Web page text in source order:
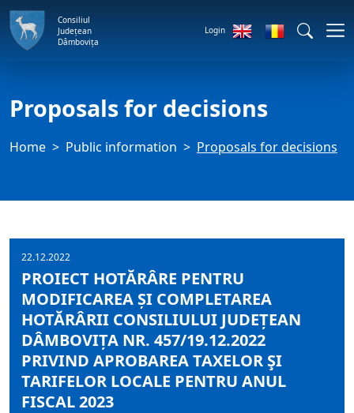
Consiliul
Județean
Dâmbovița
Login
Proposals for decisions
Home Public information Proposals for decisions
22.12.2022
PROIECT HOTĂRÂRE PENTRU
MODIFICAREA ȘI COMPLETAREA
HOTĂRÂRII CONSILIULUI JUDEȚEAN
DÂMBOVIȚA NR. 457/19.12.2022
PRIVIND APROBAREA TAXELOR ŞI
TARIFELOR LOCALE PENTRU ANUL
FISCAL 2023